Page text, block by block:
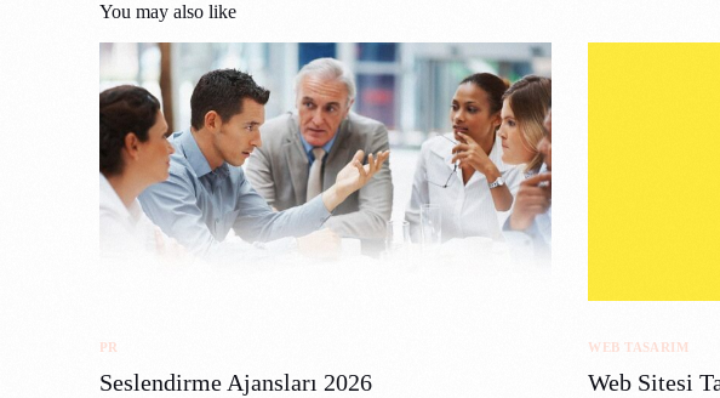
You may also like
PR
Seslendirme Ajansları 2026
WEB TASARIM
Web Sitesi